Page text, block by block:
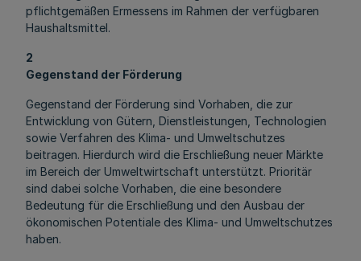
pflichtgemäßen Ermessens im Rahmen der verfügbaren
Haushaltsmittel.
2
Gegenstand der Förderung
Gegenstand der Förderung sind Vorhaben, die zur
Entwicklung von Gütern, Dienstleistungen, Technologien
sowie Verfahren des Klima- und Umweltschutzes
beitragen. Hierdurch wird die Erschließung neuer Märkte
im Bereich der Umweltwirtschaft unterstützt. Prioritär
sind dabei solche Vorhaben, die eine besondere
Bedeutung für die Erschließung und den Ausbau der
ökonomischen Potentiale des Klima- und Umweltschutzes
haben.